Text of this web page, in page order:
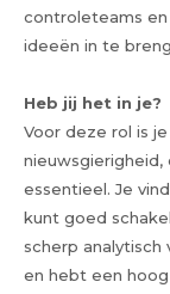
controleteams
ideeën in te
Heb jij het in je?
Voor deze rol is
nieuwsgierigheid,
essentieel. Je
kunt goed
scherp analytisch
en hebt een